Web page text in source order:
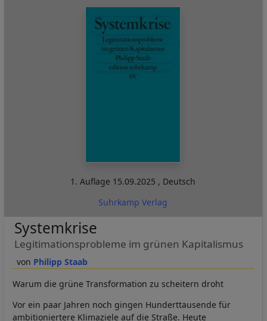
1. Auflage 15.09.2025 , Deutsch
Suhrkamp Verlag
Philipp Staab
Systemkrise
Legitimationsprobleme im grünen Kapitalismus
Warum die grüne Transformation zu scheitern droht
Vor ein paar Jahren noch gingen Hunderttausende für
ambitioniertere Klimaziele auf die Straße. Heute